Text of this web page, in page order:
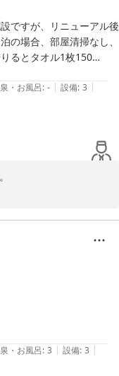
ですが、リニューアル後
の場合、部屋清掃なし、
るとタオル1枚150
伝えられなかった。ゴミ
直接訊いたら「ドア前に
不潔というほどではない
んだ時に目に入る場所に
キレツ？が入って補修し
けれど、立地が良いので
・お風呂: - | 設備: 3 |
た事お詫び申し上げま
このような事が起こら
気持ちにさせてしまい
目線に立った心地のよ
精進してまいりますの
スの向上を目指し精進
ると幸いです。
・お風呂: 3 | 設備: 3 |